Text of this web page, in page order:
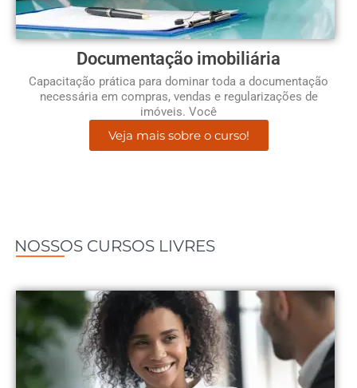
Documentação imobiliária
Capacitação prática para dominar toda a documentação
necessária em compras, vendas e regularizações de
imóveis. Você
Veja mais sobre o curso!
NOSSOS CURSOS LIVRES